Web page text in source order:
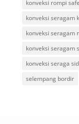
konveksi rompi
konveksi seragam
konveksi seragam
konveksi seragam
konveksi seraga
selempang bordir